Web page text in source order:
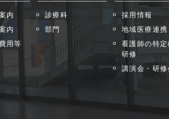
内
内
用等
診療科
部門
採用情報
地域医療連携
看護師の特定
研修
講演会・研修